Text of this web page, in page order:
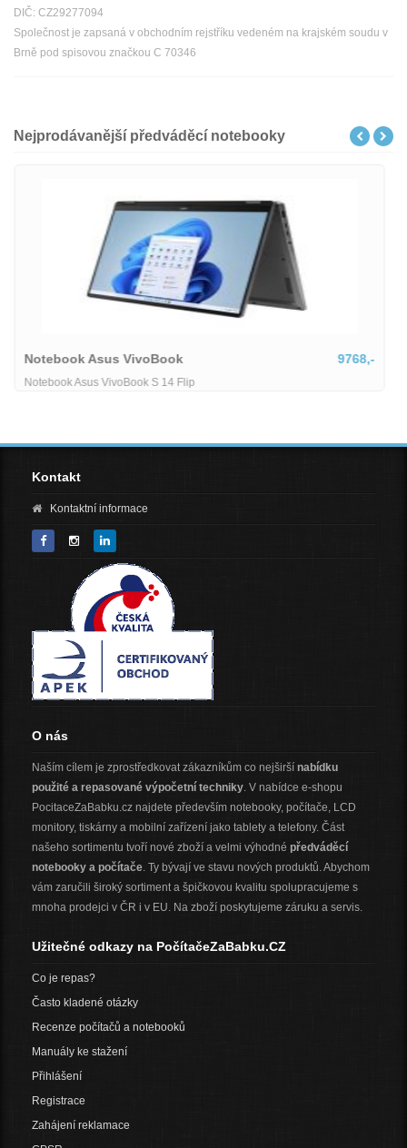
DIČ: CZ29277094
Společnost je zapsaná v obchodním rejstříku vedeném na krajském soudu v
Brně pod spisovou značkou C 70346
Nejprodávanější předváděcí notebooky
9768,- Notebook HP 255R
Notebook HP 255R G10
Kontakt
Kontaktní informace
O nás
Naším cílem je zprostředkovat zákazníkům co nejširší nabídku
použité a repasované výpočetní techniky. V nabídce e-shopu
PocitaceZaBabku.cz najdete především notebooky, počítače, LCD
monitory, tiskárny a mobilní zařízení jako tablety a telefony. Část
našeho sortimentu tvoří nové zboží a velmi výhodné předváděcí
notebooky a počítače. Ty bývají ve stavu nových produktů. Abychom
vám zaručili široký sortiment a špičkovou kvalitu spolupracujeme s
mnoha prodejci v ČR i v EU. Na zboží poskytujeme záruku a servis.
Užitečné odkazy na PočítačeZaBabku.CZ
Co je repas?
Často kladené otázky
Recenze počítačů a notebooků
Manuály ke stažení
Přihlášení
Registrace
Zahájení reklamace